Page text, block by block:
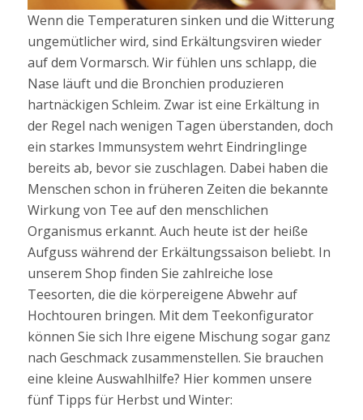
Wenn die Temperaturen sinken und die Witterung
ungemütlicher wird, sind Erkältungsviren wieder
auf dem Vormarsch. Wir fühlen uns schlapp, die
Nase läuft und die Bronchien produzieren
hartnäckigen Schleim. Zwar ist eine Erkältung in
der Regel nach wenigen Tagen überstanden, doch
ein starkes Immunsystem wehrt Eindringlinge
bereits ab, bevor sie zuschlagen. Dabei haben die
Menschen schon in früheren Zeiten die bekannte
Wirkung von Tee auf den menschlichen
Organismus erkannt. Auch heute ist der heiße
Aufguss während der Erkältungssaison beliebt. In
unserem Shop finden Sie zahlreiche lose
Teesorten, die die körpereigene Abwehr auf
Hochtouren bringen. Mit dem Teekonfigurator
können Sie sich Ihre eigene Mischung sogar ganz
nach Geschmack zusammenstellen. Sie brauchen
eine kleine Auswahlhilfe? Hier kommen unsere
fünf Tipps für Herbst und Winter: